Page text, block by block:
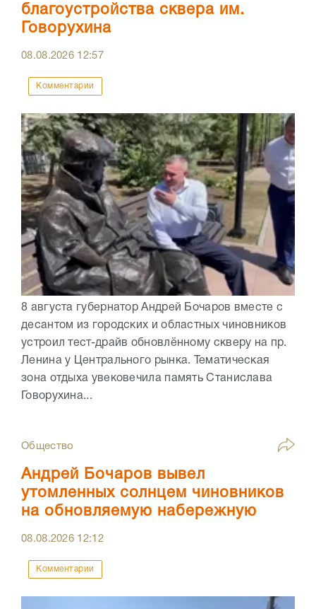
благоустройства сквера им.
Говорухина
08.08.2026 12:57
Комментарии
8 августа губернатор Андрей Бочаров вместе с
десантом из городских и областных чиновников
устроил тест-драйв обновлённому скверу на пр.
Ленина у Центрального рынка. Тематическая
зона отдыха увековечила память Станислава
Говорухина...
Общество
Андрей Бочаров вывел
утомленных солнцем чиновников
на обновляемую набережную
08.08.2026 12:12
Комментарии